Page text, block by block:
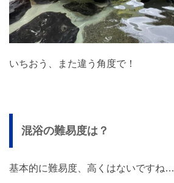
いちおう、また違う角度で！
混浴の難易度は？
基本的に難易度、高くはないですね…